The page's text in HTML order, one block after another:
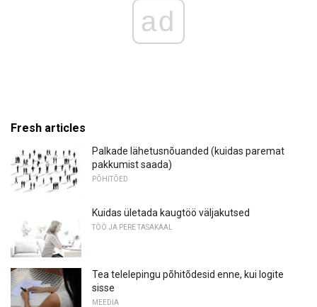
ad
Fresh articles
Palkade lähetusnõuanded (kuidas paremat
pakkumist saada)
PÕHITÕED
Kuidas ületada kaugtöö väljakutsed
TÖÖ JA PERE TASAKAAL
Tea telelepingu põhitõdesid enne, kui logite
sisse
MEEDIA